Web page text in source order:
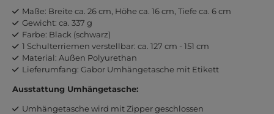
Maße: Breite ca. 26 cm, Höhe ca. 16 cm, Tiefe ca. 6 cm
Gewicht: ca. 337 g
Farbe: Black (schwarz)
1 Schulterriemen verstellbar: ca. 127 cm - 151 cm
Material: Außen Polyurethan
Lieferumfang: Gabor Umhängetasche mit Etikett
Ausstattung Umhängetasche:
Umhängetasche wird mit Zipper geschlossen